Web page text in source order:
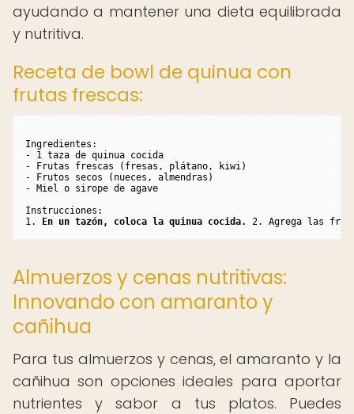
ayudando a mantener una dieta equilibrada
y nutritiva.
Receta de bowl de quinua con
frutas frescas:
Ingredientes:
- 1 taza de quinua cocida
- Frutas frescas (fresas, plátano, kiwi)
- Frutos secos (nueces, almendras)
- Miel o sirope de agave
Instrucciones:
1.
En un tazón, coloca la quinua cocida. 2. Agrega las
Almuerzos y cenas nutritivas:
Innovando con amaranto y
cañihua
Para tus almuerzos y cenas, el amaranto y la
cañihua son opciones ideales para aportar
nutrientes y sabor a tus platos. Puedes